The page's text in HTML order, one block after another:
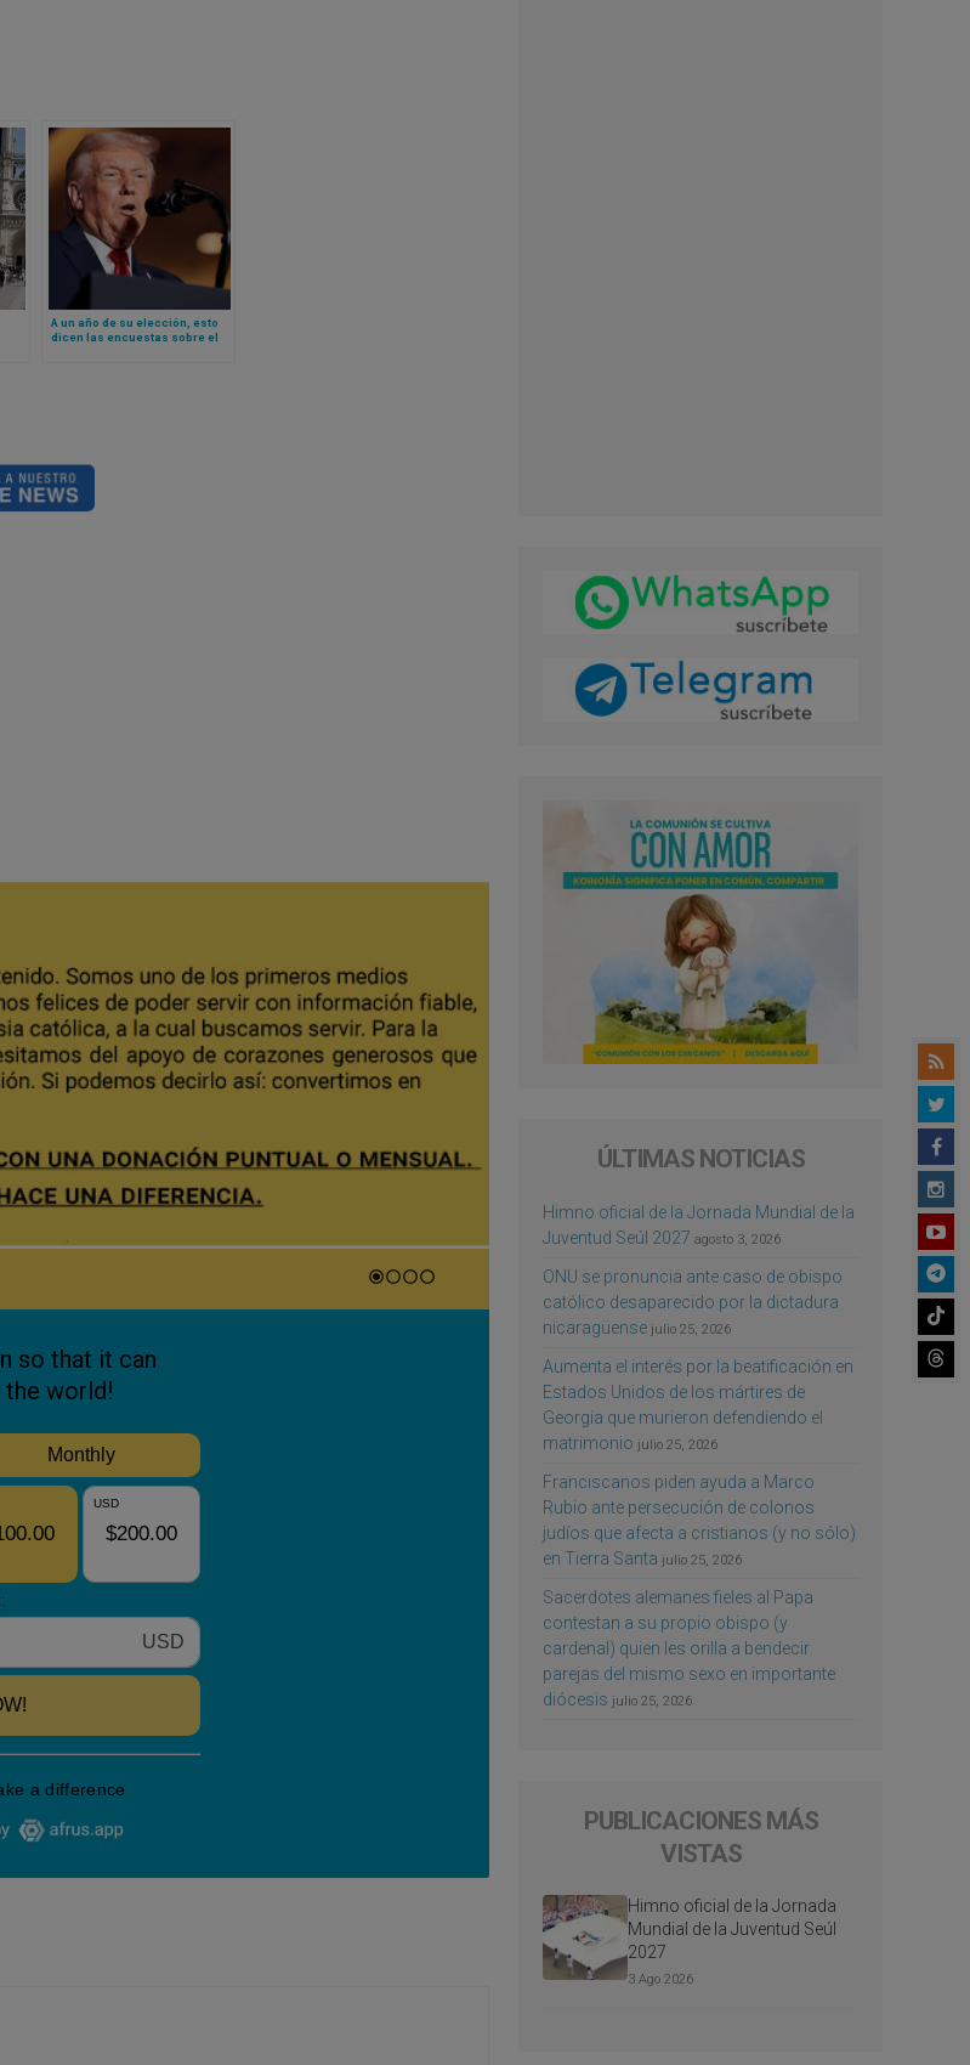
A un año de su elección, esto
dicen las encuestas sobre el
ÚLTIMAS NOTICIAS
Himno oficial de la Jornada Mundial de la
Juventud Seúl 2027 agosto 3, 2026
ONU se pronuncia ante caso de obispo
católico desaparecido por la dictadura
nicaragüense julio 25, 2026
Aumenta el interés por la beatificación en
Estados Unidos de los mártires de
Georgia que murieron defendiendo el
matrimonio julio 25, 2026
Franciscanos piden ayuda a Marco
Rubio ante persecución de colonos
judíos que afecta a cristianos (y no sólo)
en Tierra Santa julio 25, 2026
Sacerdotes alemanes fieles al Papa
contestan a su propio obispo (y
cardenal) quien les orilla a bendecir
parejas del mismo sexo en importante
diócesis julio 25, 2026
PUBLICACIONES MÁS
VISTAS
Himno oficial de la Jornada
Mundial de la Juventud Seúl
2027
3 Ago 2026